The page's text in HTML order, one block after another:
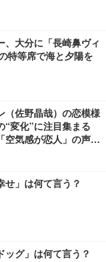
、大分に「長崎鼻ヴィ
特等席で海と夕陽を
（佐野晶哉）の恋模様
“変化”に注目集まる
空気感が恋人」の声
せ」は何て言う？
ッグ」は何て言う？